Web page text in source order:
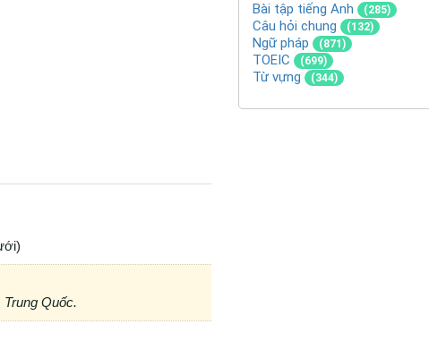
Quốc.
Bài tập tiếng Anh (285)
Câu hỏi chung (132)
Ngữ pháp (871)
TOEIC (699)
Từ vựng (344)